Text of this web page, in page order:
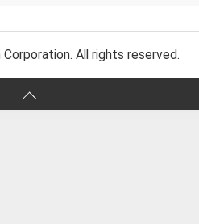
All rights reserved.